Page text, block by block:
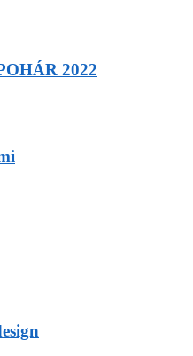
2022